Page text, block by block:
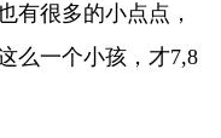
有很多的小点点，
么一个小孩，才7,8